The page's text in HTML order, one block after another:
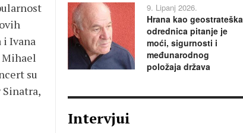
i Ivana
Mihael
su
Sinatra,
9. Lipanj 2026.
Hrana kao geostrateška
odrednica pitanje je
moći, sigurnosti i
međunarodnog
položaja država
Intervjui